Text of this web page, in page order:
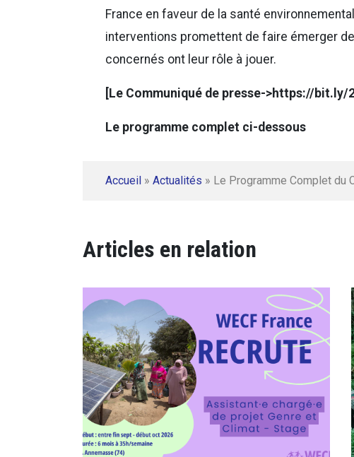
France en faveur de la santé
interventions promettent de faire émerger
concernés ont leur rôle à jouer.
[Le Communiqué de presse->https://bit.ly/
Le programme complet ci-dessous
Accueil » Actualités » Le Programme Complet du
Articles en relation